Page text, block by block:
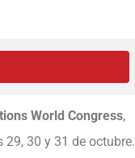
World Congress,
30 y 31 de octubre.